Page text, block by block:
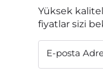
Yüksek
fiyatlar sizi
E-posta